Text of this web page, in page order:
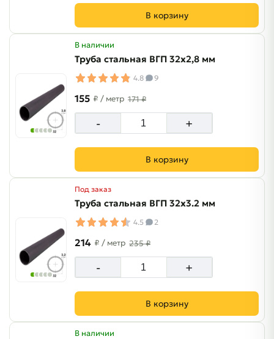
В корзину
В наличии
Труба стальная ВГП 32х2,8 мм
4.8 9
155 ₽ / метр 171 ₽
- +
В корзину
Под заказ
Труба стальная ВГП 32х3.2 мм
4.5 2
214 ₽ / метр 235 ₽
- +
В корзину
В наличии